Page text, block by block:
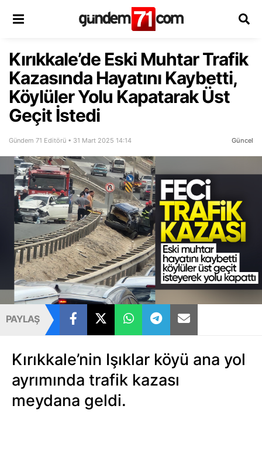
Kırıkkale’de Eski Muhtar Trafik
Kazasında Hayatını Kaybetti,
Köylüler Yolu Kapatarak Üst
Geçit İstedi
Gündem 71 Editörü • 31 Mart 2025 14:14 Güncel
PAYLAŞ
Kırıkkale’nin Işıklar köyü ana yol
ayrımında trafik kazası
meydana geldi.